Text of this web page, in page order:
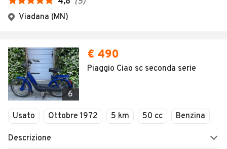
Viadana (MN)
6
€ 490
Piaggio Ciao sc seconda serie
Usato Ottobre 1972 5 km 50 cc Benzina
Descrizione